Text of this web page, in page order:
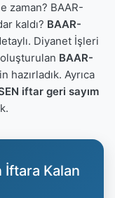
zaman? BAAR-
kaldı? BAAR-
Diyanet İşleri
BAAR-
hazırladık. Ayrıca
iftar geri sayım
İftara Kalan